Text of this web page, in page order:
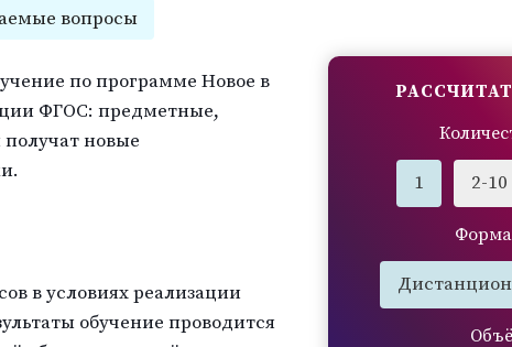
вопросы
1 2-10
Форма
по программе Новое в
ФГОС: предметные,
новые
в условиях реализации
обучение проводится